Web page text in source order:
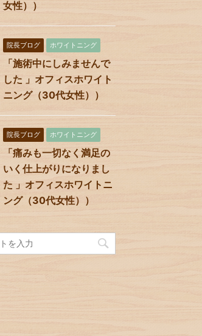
女性））
院長ブログ ホワイトニング
「施術中にしみませんで
した 」オフィスホワイト
ニング（30代女性））
院長ブログ ホワイトニング
「痛みも一切なく満足の
いく仕上がりになりまし
た 」オフィスホワイトニ
ング（30代女性））